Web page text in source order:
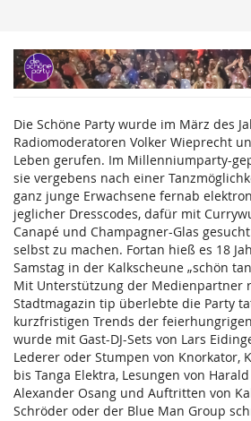
Inhalt
springen
Die
Schöne
Party
GmbH
Die Schöne Party wurde im März des
Radiomoderatoren Volker Wieprecht
Leben gerufen. Im Millenniumparty-
sie vergebens nach einer
ganz junge Erwachsene fernab
jeglicher Dresscodes, dafür mit
Canapé und Champagner-Glas
selbst zu machen. Fortan hieß es 18
Samstag in der Kalkscheune „schön
Mit Unterstützung der Medienpartner
Stadtmagazin tip überlebte die Party
kurzfristigen Trends der
wurde mit Gast-DJ-Sets von Lars
Lederer oder Stumpen von Knorkator,
bis Tanga Elektra, Lesungen von
Alexander Osang und Auftritten von
Schröder oder der Blue Man Group